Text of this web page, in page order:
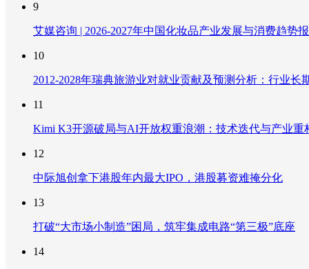
9
艾媒咨询 | 2026-2027年中国化妆品产业发展与消费趋势
10
2012-2028年瑞典旅游业对就业贡献及预测分析：行业
11
Kimi K3开源破局与AI开放权重浪潮：技术迭代与产业重
12
中际旭创拿下港股年内最大IPO，港股募资难掩分化
13
打破“大市场小制造”困局，筑牢集成电路“第三极”底座
14